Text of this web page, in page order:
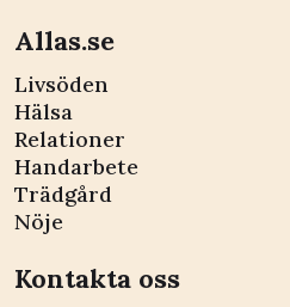
Allas.se
Livsöden
Hälsa
Relationer
Handarbete
Trädgård
Nöje
Kontakta oss